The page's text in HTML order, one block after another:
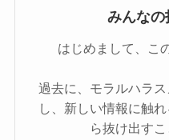
みんなの
はじめまして、こ
過去に、モラルハラ
し、新しい情報に触
ら抜け出すこ